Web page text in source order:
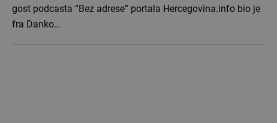
gost podcasta “Bez adrese” portala Hercegovina.info bio je
fra Danko…